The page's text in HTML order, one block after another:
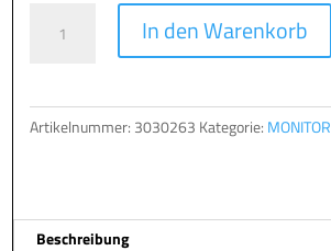
LCD/LED
IPS
black
Menge
In den Warenkorb
Artikelnummer: 3030263 Kategorie: MONITOR
Beschreibung